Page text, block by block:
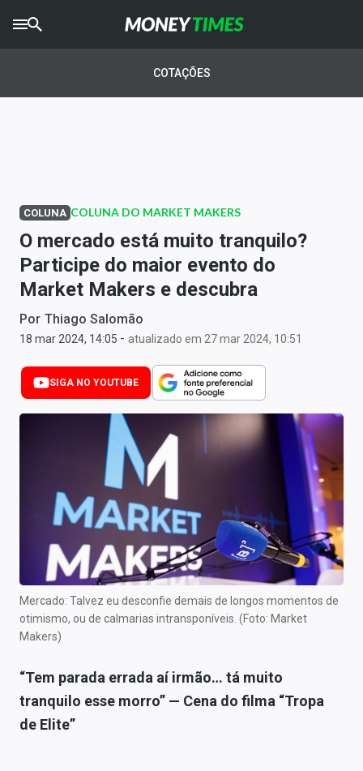
AGROTIMES
Newsletters
Money Trader
Anuncie
Últimas Notícias
Newsletters
Cotações
Comprar ou vender?
Carteiras Recomendadas
Central de Dividendos
Central de Fundos Imobiliários
Central dos IPOs
Renda Fixa
Mercados
Economia
COTAÇÕES
COLUNA COLUNA DO MARKET MAKERS
O mercado está muito tranquilo?
Participe do maior evento do
Market Makers e descubra
Por Thiago Salomão
18 mar 2024, 14:05 - atualizado em 27 mar 2024, 10:51
SIGA NO YOUTUBE
Mercado: Talvez eu desconfie demais de longos momentos de
otimismo, ou de calmarias intransponíveis. (Foto: Market
Makers)
“Tem parada errada aí irmão… tá muito
tranquilo esse morro” — Cena do filma “Tropa
de Elite”